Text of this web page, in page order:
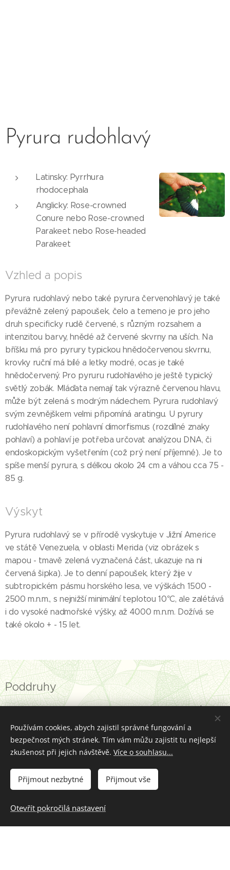
Pyrura rudohlavý
Latinsky: Pyrrhura
rhodocephala
Anglicky: Rose-crowned
Conure nebo Rose-crowned
Parakeet nebo Rose-headed
Parakeet
Vzhled a popis
Pyrura rudohlavý nebo také pyrura červenohlavý je také
převážně zelený papoušek, čelo a temeno je pro jeho
druh specificky rudě červené, s různým rozsahem a
intenzitou barvy, hnědé až červené skvrny na uších. Na
bříšku má pro pyrury typickou hnědočervenou skvrnu,
krovky ruční má bílé a letky modré, ocas je také
hnědočervený. Pro pyruru rudohlavého je ještě typický
světlý zobák. Mláďata nemají tak výrazně červenou hlavu,
může být zelená s modrým nádechem. Pyrura rudohlavý
svým zevnějškem velmi připomíná aratingu. U pyrury
rudohlavého není pohlavní dimorfismus (rozdílné znaky
pohlaví) a pohlaví je potřeba určovat analýzou DNA, či
endoskopickým vyšetřením (což prý není příjemné). Je to
spíše menší pyrura, s délkou okolo 24 cm a váhou cca 75 -
85 g.
Výskyt
Pyrura rudohlavý se v přírodě vyskytuje v Jižní Americe
ve státě Venezuela, v oblasti Merida (viz obrázek s
mapou - tmavě zelená vyznačená část, ukazuje na ni
červená šipka). Je to denní papoušek, který žije v
subtropickém pásmu horského lesa, ve výškách 1500 -
2500 m.n.m., s nejnižší minimální teplotou 10°C, ale zalétává
i do vysoké nadmořské výšky, až 4000 m.n.m. Dožívá se
také okolo + - 15 let.
Poddruhy
měl by to být jeden z nejtišších pyrurů vůbec, mutace
jsem nenašel. CITES: B.
Facebookováskupina s mnoha dalšími pyrury.​
velikost: 24 cm
počet vajec: 4 - 6 ks
Používám cookies, abych zajistil správné fungování a
bezpečnost mých stránek. Tím vám můžu zajistit tu nejlepší
zkušenost při jejich návštěvě. Více o souhlasu...
Přijmout nezbytné Přijmout vše
Otevřít pokročilá nastavení